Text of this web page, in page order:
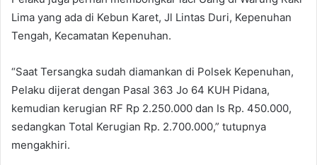
Lima yang ada di Kebun Karet, Jl Lintas Duri, Kepenuhan
Tengah, Kecamatan Kepenuhan.
“Saat Tersangka sudah diamankan di Polsek Kepenuhan,
Pelaku dijerat dengan Pasal 363 Jo 64 KUH Pidana,
kemudian kerugian RF Rp 2.250.000 dan Is Rp. 450.000,
sedangkan Total Kerugian Rp. 2.700.000,” tutupnya
mengakhiri.